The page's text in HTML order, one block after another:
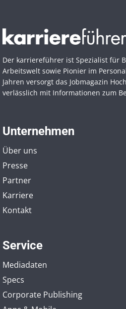
Der karriereführer ist Spezialist für
Arbeitswelt sowie Pionier im
Jahren versorgt das Jobmagazin
verlässlich mit Informationen zum
Unternehmen
Über uns
Presse
Partner
Karriere
Kontakt
Service
Mediadaten
Specs
Corporate Publishing